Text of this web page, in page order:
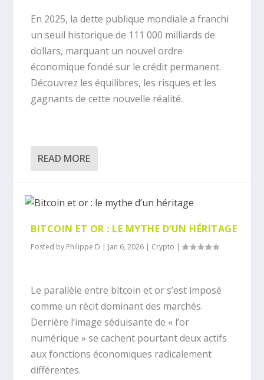
En 2025, la dette publique mondiale a franchi
un seuil historique de 111 000 milliards de
dollars, marquant un nouvel ordre
économique fondé sur le crédit permanent.
Découvrez les équilibres, les risques et les
gagnants de cette nouvelle réalité.
READ MORE
BITCOIN ET OR : LE MYTHE D’UN HÉRITAGE
Posted by Philippe D | Jan 6, 2026 | Crypto |
Le parallèle entre bitcoin et or s’est imposé
comme un récit dominant des marchés.
Derrière l’image séduisante de « l’or
numérique » se cachent pourtant deux actifs
aux fonctions économiques radicalement
différentes.